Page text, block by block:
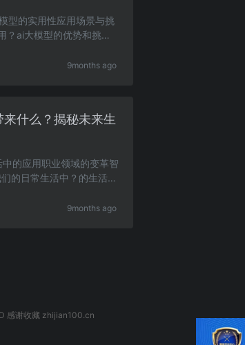
型的实用性应用场景与挑
？ai大模型的优势和挑战
9months ago
什么？揭秘未来生
的应用职业领域的变革智
的日常生活中？的生活将
9months ago
感谢收藏 zhijian100.cn